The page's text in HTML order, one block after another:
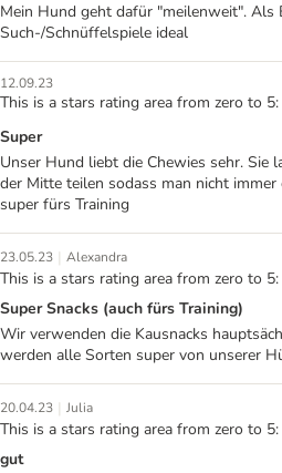
Mein Hund geht dafür "meilenweit". Als
Such-/Schnüffelspiele ideal
12.09.23
This is a stars rating area from zero to
Super
Unser Hund liebt die Chewies sehr. Sie
der Mitte teilen sodass man nicht
super fürs Training
23.05.23 | Alexandra
This is a stars rating area from zero to
Super Snacks (auch fürs Training)
Wir verwenden die Kausnacks
werden alle Sorten super von unserer
20.04.23 | Julia
This is a stars rating area from zero to
gut